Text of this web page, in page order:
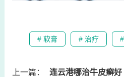
# 软膏 # 治疗
上一篇：
连云港哪治牛皮癣好